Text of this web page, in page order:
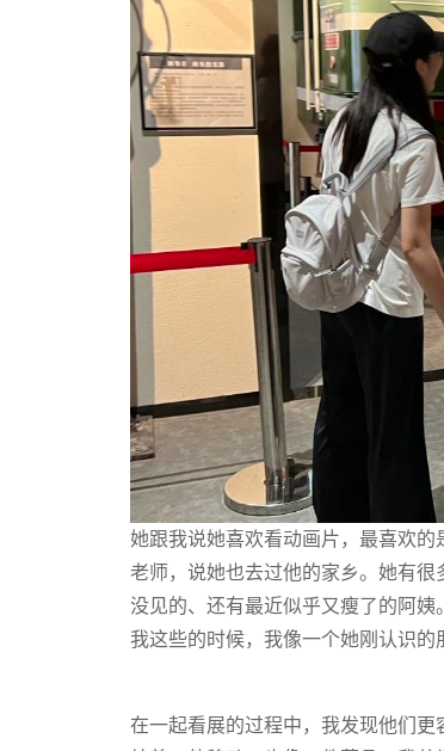
她跟我说她喜欢看动画片，最喜欢
老师，说她也去过他的家乡。她有
没见的、还有最近似乎又瘦了的阿
我这些的时候，我像一个她刚认识的
在一起看展的过程中，我发现他们